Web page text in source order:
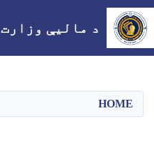
د مالیې وزارت
HOME